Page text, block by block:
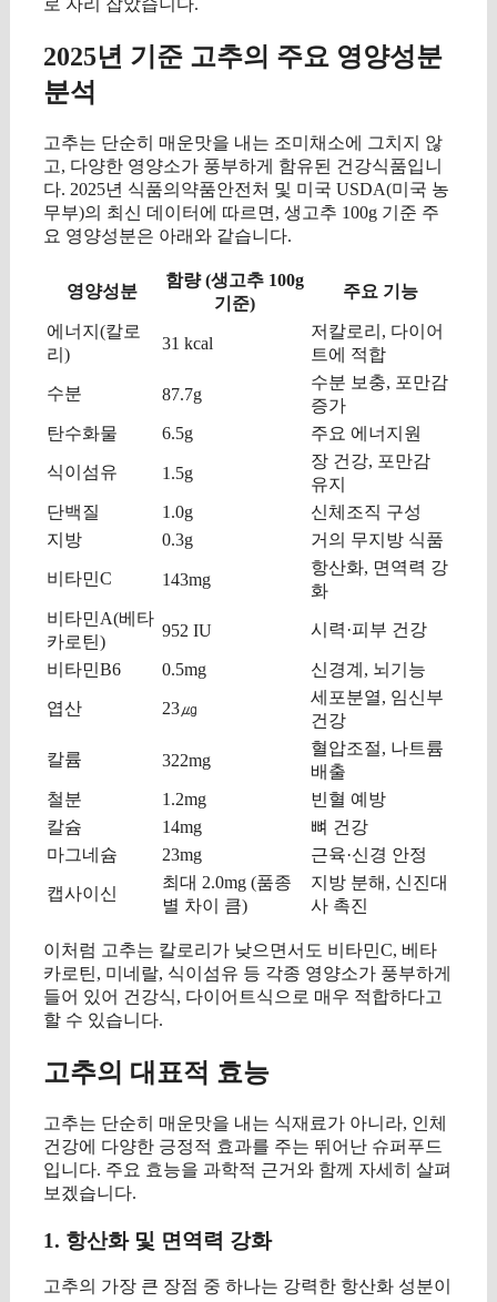
로 자리 잡았습니다.
2025년 기준 고추의 주요 영양성분
분석
고추는 단순히 매운맛을 내는 조미채소에 그치지 않
고, 다양한 영양소가 풍부하게 함유된 건강식품입니
다. 2025년 식품의약품안전처 및 미국 USDA(미국 농
무부)의 최신 데이터에 따르면, 생고추 100g 기준 주
요 영양성분은 아래와 같습니다.
영양성분
함량 (생고추 100g
기준)
주요 기능
에너지(칼로
리)
31 kcal
저칼로리, 다이어
트에 적합
수분 87.7g
수분 보충, 포만감
증가
탄수화물
6.5g 주요 에너지원
식이섬유 1.5g
장 건강, 포만감
유지
단백질
1.0g
신체조직 구성
지방
0.3g 거의 무지방 식품
비타민C 143mg
항산화, 면역력 강
화
비타민A(베타
카로틴)
952 IU 시력·피부 건강
비타민B6 0.5mg 신경계, 뇌기능
엽산 23㎍
세포분열, 임신부
건강
칼륨 322mg
혈압조절, 나트륨
배출
철분
1.2mg
빈혈 예방
칼슘
14mg
뼈 건강
마그네슘
23mg 근육·신경 안정
캡사이신
최대 2.0mg (품종
별 차이 큼)
지방 분해, 신진대
사 촉진
이처럼 고추는 칼로리가 낮으면서도 비타민C, 베타
카로틴, 미네랄, 식이섬유 등 각종 영양소가 풍부하게
들어 있어 건강식, 다이어트식으로 매우 적합하다고
할 수 있습니다.
고추의 대표적 효능
고추는 단순히 매운맛을 내는 식재료가 아니라, 인체
건강에 다양한 긍정적 효과를 주는 뛰어난 슈퍼푸드
입니다. 주요 효능을 과학적 근거와 함께 자세히 살펴
보겠습니다.
1. 항산화 및 면역력 강화
고추의 가장 큰 장점 중 하나는 강력한 항산화 성분이